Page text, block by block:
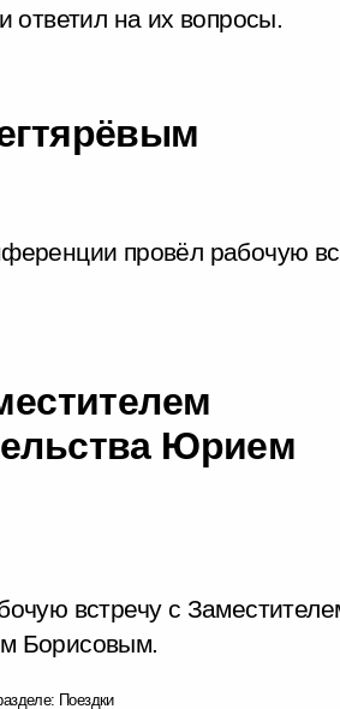
ответил на их вопросы.
провёл рабочую
Юрием
встречу с
Борисовым.
Поездки